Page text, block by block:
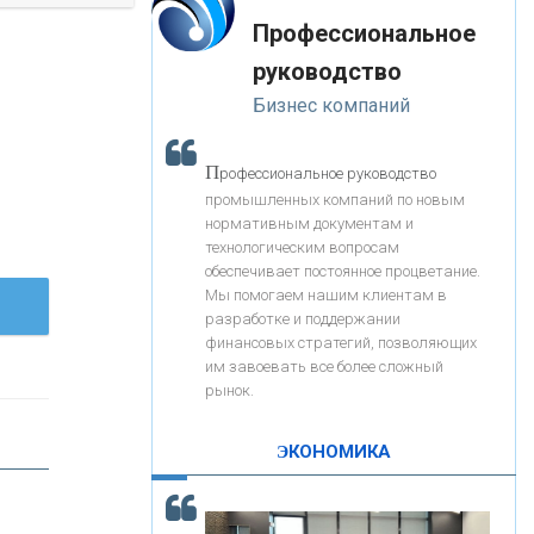
«ЗАПСИБКОМБАНК»
«РОСЕВРОБАНК»
«ПРЕСС-СЛУЖБА ВТБ24»
«АВТОГРАДБАНК»
«ПРОМРЕГИОНБАНК»
ОНАС
КОНТАКТЫ
корость - один из главных трендов в
кредитовании бизнеса - «Интервью»
-- Лучшее, что можно сделать с хорошим советом, это
пропустить его мимо ушей. Он никогда не бывает
полезен никому, кроме того, кто его дал.
-- Люблю давать советы и очень не люблю, когда их
дают мне.
Профессиональное
руководство
Бизнес компаний
Профессиональное руководство
промышленных компаний по новым
нормативным документам и
технологическим вопросам
обеспечивает постоянное процветание.
Мы помогаем нашим клиентам в
разработке и поддержании
финансовых стратегий, позволяющих
им завоевать все более сложный
рынок.
ЭКОНОМИКА